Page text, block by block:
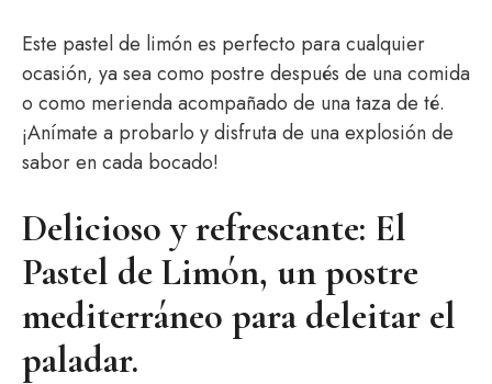
Este pastel de limón es perfecto para cualquier
ocasión, ya sea como postre después de una comida
o como merienda acompañado de una taza de té.
¡Anímate a probarlo y disfruta de una explosión de
sabor en cada bocado!
Delicioso y refrescante: El
Pastel de Limón, un postre
mediterráneo para deleitar el
paladar.